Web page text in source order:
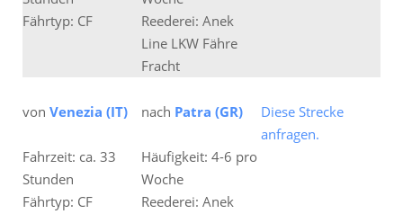
Fährtyp: CF
Reederei: Anek
Line LKW Fähre
Fracht
von Venezia (IT) nach Patra (GR)
Diese Strecke
anfragen.
Fahrzeit: ca. 33
Stunden
Häufigkeit: 4-6 pro
Woche
Fährtyp: CF
Reederei: Anek